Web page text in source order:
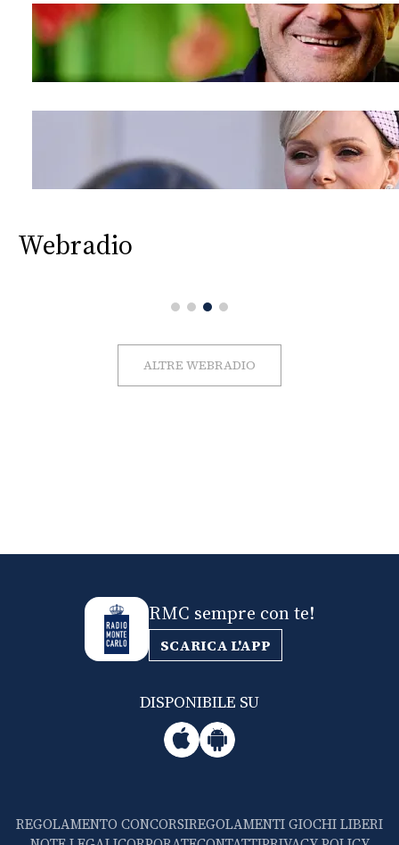
Webradio
ALTRE WEBRADIO
RMC sempre con te!
SCARICA L'APP
DISPONIBILE SU
REGOLAMENTO CONCORSIREGOLAMENTI GIOCHI LIBERI